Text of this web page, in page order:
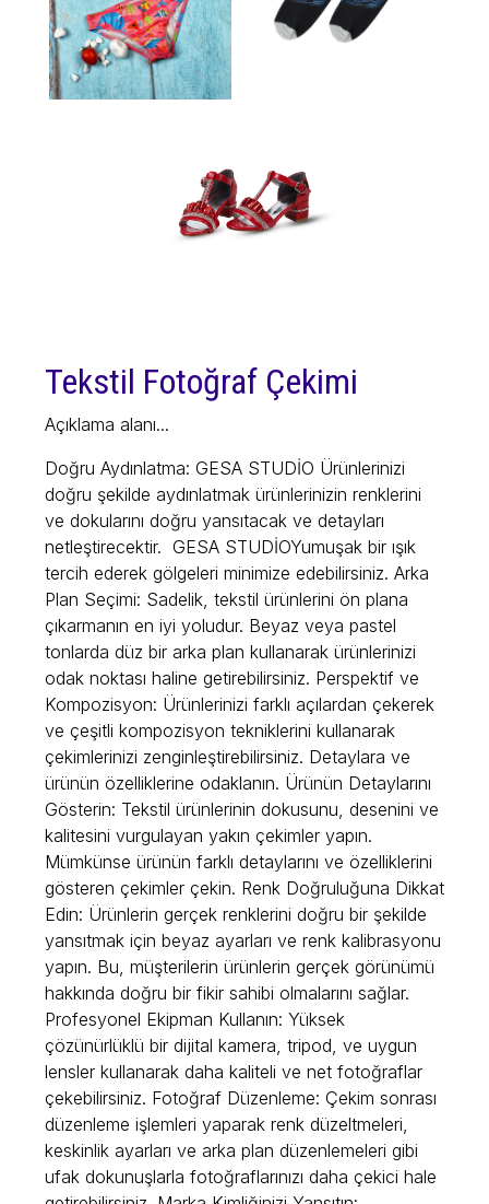
Tekstil Fotoğraf Çekimi
Açıklama alanı...
Doğru Aydınlatma: GESA STUDİO Ürünlerinizi
doğru şekilde aydınlatmak ürünlerinizin renklerini
ve dokularını doğru yansıtacak ve detayları
netleştirecektir. GESA STUDİOYumuşak bir ışık
tercih ederek gölgeleri minimize edebilirsiniz. Arka
Plan Seçimi: Sadelik, tekstil ürünlerini ön plana
çıkarmanın en iyi yoludur. Beyaz veya pastel
tonlarda düz bir arka plan kullanarak ürünlerinizi
odak noktası haline getirebilirsiniz. Perspektif ve
Kompozisyon: Ürünlerinizi farklı açılardan çekerek
ve çeşitli kompozisyon tekniklerini kullanarak
çekimlerinizi zenginleştirebilirsiniz. Detaylara ve
ürünün özelliklerine odaklanın. Ürünün Detaylarını
Gösterin: Tekstil ürünlerinin dokusunu, desenini ve
kalitesini vurgulayan yakın çekimler yapın.
Mümkünse ürünün farklı detaylarını ve özelliklerini
gösteren çekimler çekin. Renk Doğruluğuna Dikkat
Edin: Ürünlerin gerçek renklerini doğru bir şekilde
yansıtmak için beyaz ayarları ve renk kalibrasyonu
yapın. Bu, müşterilerin ürünlerin gerçek görünümü
hakkında doğru bir fikir sahibi olmalarını sağlar.
Profesyonel Ekipman Kullanın: Yüksek
çözünürlüklü bir dijital kamera, tripod, ve uygun
lensler kullanarak daha kaliteli ve net fotoğraflar
çekebilirsiniz. Fotoğraf Düzenleme: Çekim sonrası
düzenleme işlemleri yaparak renk düzeltmeleri,
keskinlik ayarları ve arka plan düzenlemeleri gibi
ufak dokunuşlarla fotoğraflarınızı daha çekici hale